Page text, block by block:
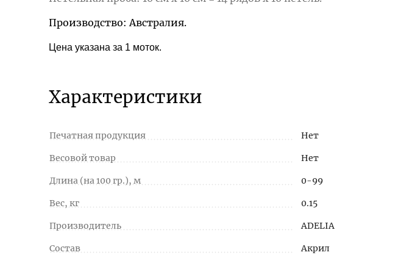
Производство: Австралия.
Цена указана за 1 моток.
Характеристики
Печатная продукция Нет
Весовой товар Нет
Длина (на 100 гр.), м 0-99
Вес, кг 0.15
Производитель ADELIA
Состав Акрил